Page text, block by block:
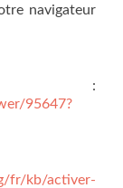
navigateur
:
95647?
fr/kb/activer-